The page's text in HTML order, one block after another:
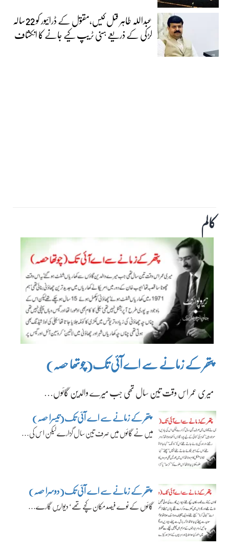
عبداللہ طاہر قتل کیس،مقتول کے ڈرائیور کو 22سالہ
لڑکی کے ذریعے ہنی ٹریپ کیے جانے کا انکشاف
کالم
پتھر کے زمانے سے اے آئی تک(چوتھا حصہ)
میری عمر اس وقت تین سال تھی جب میرے والدین گائوں…
پتھر کے زمانے سے اے آئی تک(تیسرا حصہ)
میں نے گائوں میں صرف تین سال گزارے لیکن اس کی…
پتھر کے زمانے سے اے آئی تک(دوسرا حصہ)
گائوں کے نوے فیصد مکان کچے تھے‘ دیواریں گارے…